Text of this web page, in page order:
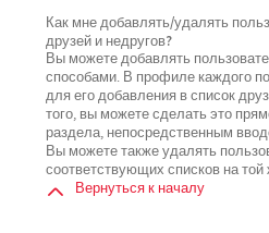
Как мне добавлять/удалять
друзей и недругов?
Вы можете добавлять
способами. В профиле каждого
для его добавления в список
того, вы можете сделать это
раздела, непосредственным
Вы можете также удалять
соответствующих списков на той
Вернуться к началу